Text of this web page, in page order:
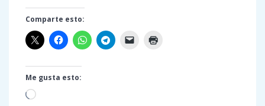
Comparte esto:
Me gusta esto:
Cargando...